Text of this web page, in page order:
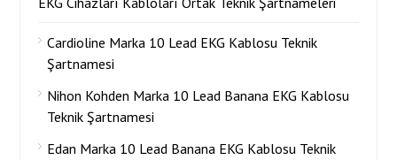
Cardioline Marka 10 Lead EKG Kablosu Teknik
Şartnamesi
Nihon Kohden Marka 10 Lead Banana EKG Kablosu
Teknik Şartnamesi
Edan Marka 10 Lead Banana EKG Kablosu Teknik